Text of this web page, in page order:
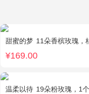
甜蜜的梦 11朵香槟玫瑰，
¥169.00
温柔以待 19朵粉玫瑰，1个粉色绣球